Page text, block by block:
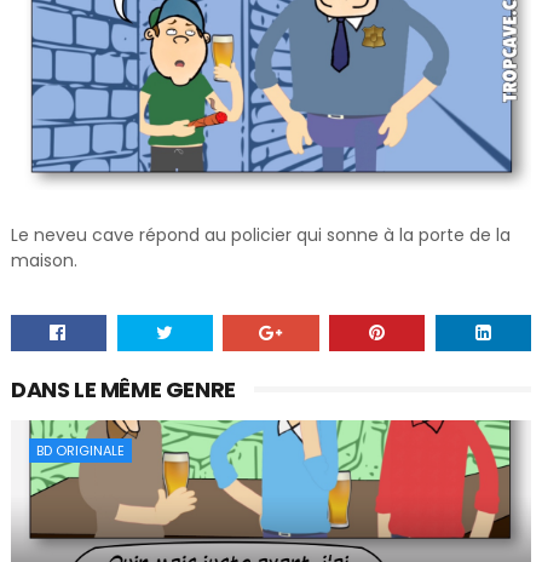
Le neveu cave répond au policier qui sonne à la porte de la
maison.
DANS LE MÊME GENRE
BD ORIGINALE